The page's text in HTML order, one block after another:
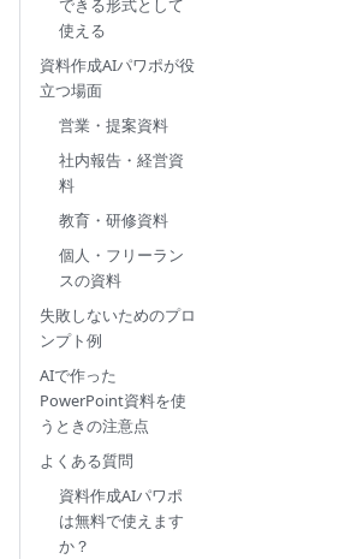
できる形式として
使える
資料作成AIパワポが役
立つ場面
営業・提案資料
社内報告・経営資
料
教育・研修資料
個人・フリーラン
スの資料
失敗しないためのプロ
ンプト例
AIで作った
PowerPoint資料を使
うときの注意点
よくある質問
資料作成AIパワポ
は無料で使えます
か？